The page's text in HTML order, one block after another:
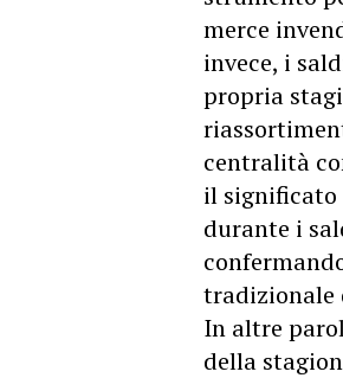
merce
invece, i
propria
centralità
il significato
durante i
tradizionale
In altre
della